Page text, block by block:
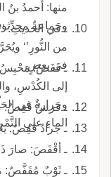
منها: أحمدُ بنُ
وجَماعةٌ
ـ في الحديثِ:
من النُّورِ’‘
في بعضٍ.
ـ قَفَصُ: مَحْبِسُ
إلى الكُدْسِ،
وحَرارةٌ في
الماءِ على
ـ فرسٌ قَفِصٌ:
ـ جَرادٌ قَفِصٌ:
ـ أقْفَصَ: صارَ
ـ ثَوْبٌ مُقَفَّصٌ: